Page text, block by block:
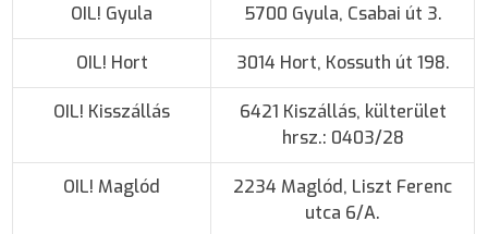
OIL! Gyula 5700 Gyula, Csabai út 3.
OIL! Hort 3014 Hort, Kossuth út 198.
OIL! Kisszállás
6421 Kiszállás, külterület
hrsz.: 0403/28
OIL! Maglód
2234 Maglód, Liszt Ferenc
utca 6/A.